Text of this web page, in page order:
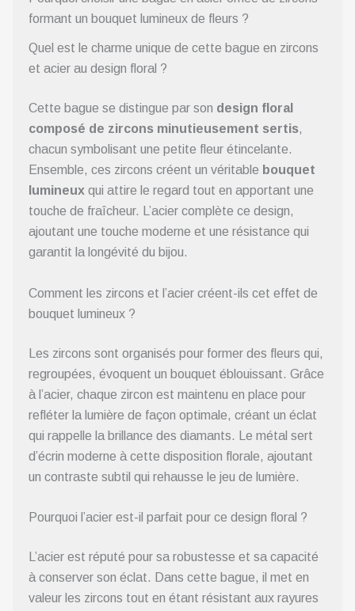
formant un bouquet lumineux de fleurs ?
Quel est le charme unique de cette bague en zircons
et acier au design floral ?
Cette bague se distingue par son design floral
composé de zircons minutieusement sertis,
chacun symbolisant une petite fleur étincelante.
Ensemble, ces zircons créent un véritable bouquet
lumineux qui attire le regard tout en apportant une
touche de fraîcheur. L’acier complète ce design,
ajoutant une touche moderne et une résistance qui
garantit la longévité du bijou.
Comment les zircons et l’acier créent-ils cet effet de
bouquet lumineux ?
Les zircons sont organisés pour former des fleurs qui,
regroupées, évoquent un bouquet éblouissant. Grâce
à l’acier, chaque zircon est maintenu en place pour
refléter la lumière de façon optimale, créant un éclat
qui rappelle la brillance des diamants. Le métal sert
d’écrin moderne à cette disposition florale, ajoutant
un contraste subtil qui rehausse le jeu de lumière.
Pourquoi l’acier est-il parfait pour ce design floral ?
L’acier est réputé pour sa robustesse et sa capacité
à conserver son éclat. Dans cette bague, il met en
valeur les zircons tout en étant résistant aux rayures